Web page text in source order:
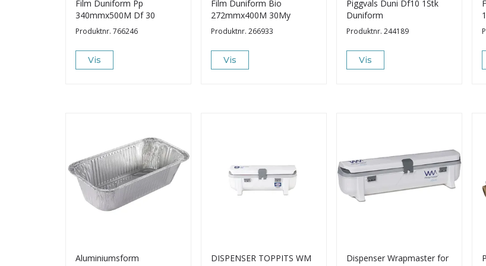
Film Duniform Pp
340mmx500M Df 30
Produktnr. 766246
Vis
Film Duniform Bio
272mmx400M 30My
Produktnr. 266933
Vis
Piggvals Duni Df10 1Stk
Duniform
Produktnr. 244189
Vis
Aluminiumsform
DISPENSER TOPPITS WM
Dispenser Wrapmaster for